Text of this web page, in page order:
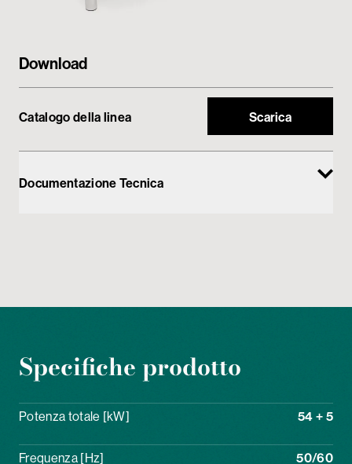
Download
Catalogo della linea Scarica
Documentazione Tecnica
Specifiche prodotto
Potenza totale [kW] 54 + 5
Frequenza [Hz] 50/60